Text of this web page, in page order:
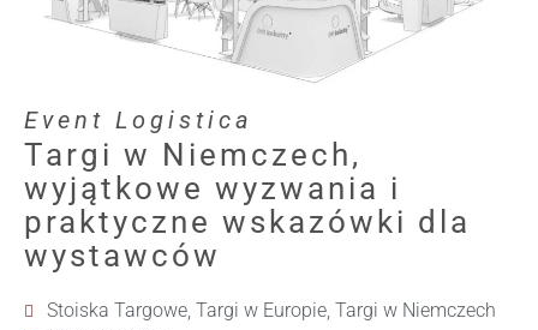
Event Logistica
Targi w Niemczech,
wyjątkowe wyzwania i
praktyczne wskazówki dla
wystawców
Stoiska Targowe, Targi w Europie, Targi w Niemczech